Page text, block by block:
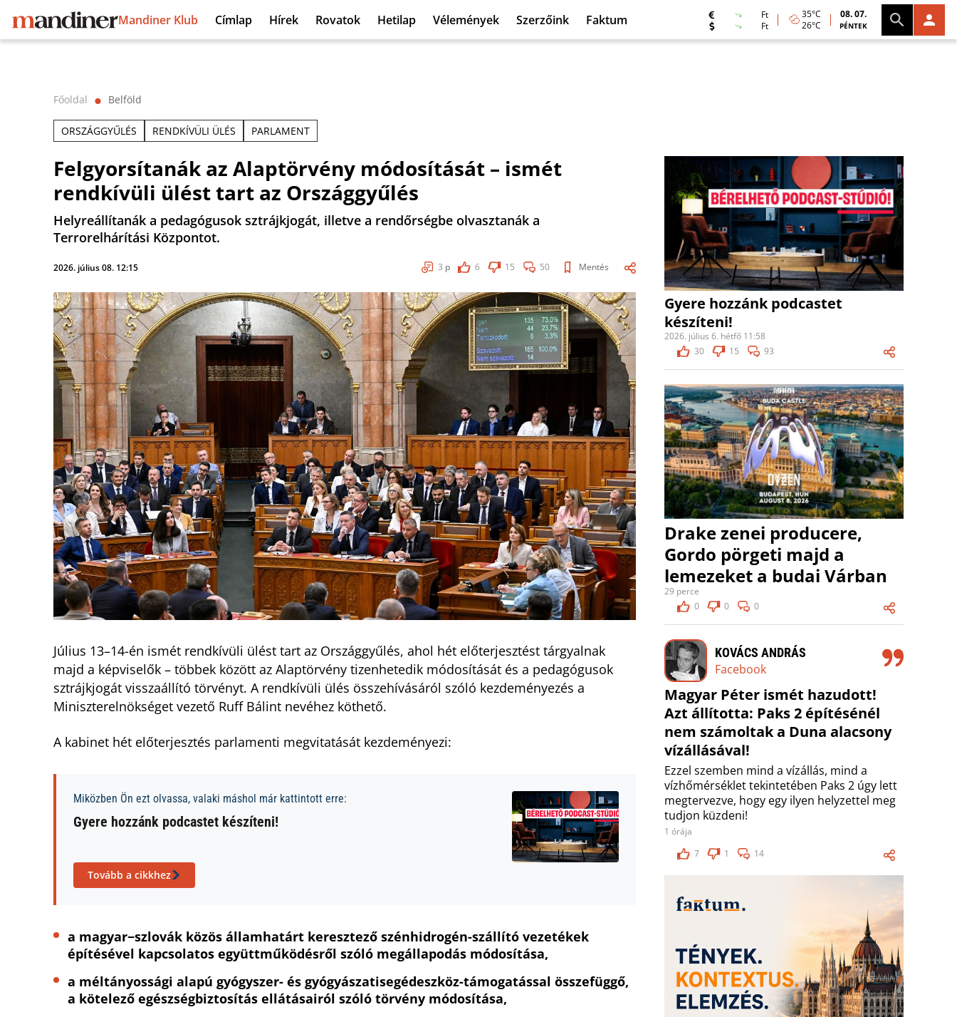
Mandiner Klub Címlap Hírek Rovatok Hetilap Vélemények Szerzőink Faktum
Ft
Ft
35°C
26°C
08. 07.
PÉNTEK
Főoldal ⬤ Belföld
ORSZÁGGYŰLÉS RENDKÍVÜLI ÜLÉS PARLAMENT
Felgyorsítanák az Alaptörvény módosítását – ismét
rendkívüli ülést tart az Országgyűlés
Helyreállítanák a pedagógusok sztrájkjogát, illetve a rendőrségbe olvasztanák a
Terrorelhárítási Központot.
2026. július 08. 12:15 3 p 6 15 50 Mentés
Július 13–14-én ismét rendkívüli ülést tart az Országgyűlés, ahol hét előterjesztést tárgyalnak
majd a képviselők – többek között az Alaptörvény tizenhetedik módosítását és a pedagógusok
sztrájkjogát visszaállító törvényt. A rendkívüli ülés összehívásáról szóló kezdeményezés a
Miniszterelnökséget vezető Ruff Bálint nevéhez köthető.
A kabinet hét előterjesztés parlamenti megvitatását kezdeményezi:
Miközben Ön ezt olvassa, valaki máshol már kattintott erre:
Gyere hozzánk podcastet készíteni!
Tovább a cikkhez
a magyar−szlovák közös államhatárt keresztező szénhidrogén-szállító vezetékek
építésével kapcsolatos együttműködésről szóló megállapodás módosítása,
a méltányossági alapú gyógyszer- és gyógyászatisegédeszköz-támogatással összefüggő,
a kötelező egészségbiztosítás ellátásairól szóló törvény módosítása,
Gyere hozzánk podcastet
készíteni!
2026. július 6. hétfő 11:58
30
15 93
Drake zenei producere,
Gordo pörgeti majd a
lemezeket a budai Várban
29 perce
0
0 0
KOVÁCS ANDRÁS
Facebook
Magyar Péter ismét hazudott!
Azt állította: Paks 2 építésénél
nem számoltak a Duna alacsony
vízállásával!
Ezzel szemben mind a vízállás, mind a
vízhőmérséklet tekintetében Paks 2 úgy lett
megtervezve, hogy egy ilyen helyzettel meg
tudjon küzdeni!
1 órája
7
1 14